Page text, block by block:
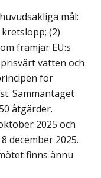
mål:
(2)
främjar EU:s
vatten och
för
Sammantaget
åtgärder.
2025 och
december 2025.
finns ännu